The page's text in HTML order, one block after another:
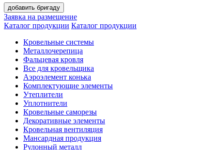
Заявка на размещение
Каталог продукции Каталог продукции
Кровельные системы
Металлочерепица
Фальцевая кровля
Все для кровельщика
Аэроэлемент конька
Комплектующие элементы
Утеплители
Уплотнители
Кровельные саморезы
Декоративные элементы
Кровельная вентиляция
Мансардная продукция
Рулонный металл